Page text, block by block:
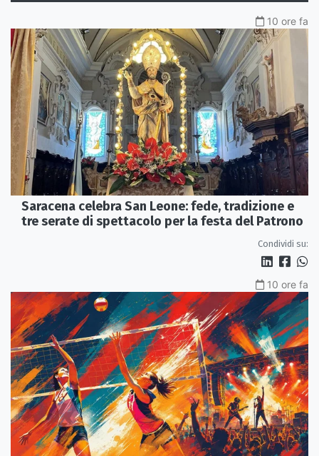
10 ore fa
Saracena celebra San Leone: fede, tradizione e
tre serate di spettacolo per la festa del Patrono
Condividi su:
10 ore fa